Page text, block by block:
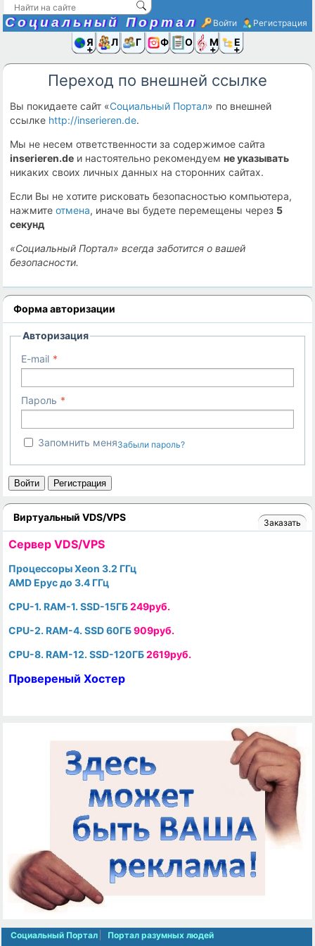
Социальный Портал Войти Регистрация
Я иЛюди
Группы
Фото Ещё
Переход по внешней ссылке
Вы покидаете сайт «Социальный Портал» по внешней
ссылке http://inserieren.de.
Мы не несем ответственности за содержимое сайта
inserieren.de и настоятельно рекомендуемне указывать
никаких своих личных данных на сторонних сайтах.
Если Вы не хотите рисковать безопасностью компьютера,
нажмитеотмена, иначе вы будете перемещены через 5
секунд
«Социальный Портал» всегда заботится о вашей
безопасности.
Форма авторизации
Авторизация
E-mail
Пароль
Запомнить меняЗабыли пароль?
Войти Регистрация
Виртуальный VDS/VPS Заказать
Cервер VDS/VPS
Процессоры Xeon 3.2 ГГц
AMD Epyc до 3.4 ГГц
CPU-1. RAM-1. SSD-15ГБ249руб.
CPU-2. RAM-4. SSD 60ГБ909руб.
CPU-8. RAM-12. SSD-120ГБ2619руб.
Провереный Хостер
Социальный Портал Портал разумных людей